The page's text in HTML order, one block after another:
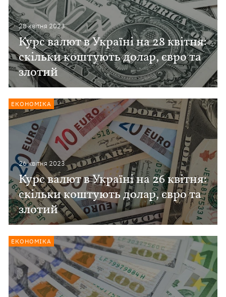
28 квiтня 2023
Курс валют в Україні на 28 квітня:
скільки коштують долар, євро та
злотий
26 квiтня 2023
Курс валют в Україні на 26 квітня:
скільки коштують долар, євро та
злотий
ЕКОНОМІКА
ЕКОНОМІКА